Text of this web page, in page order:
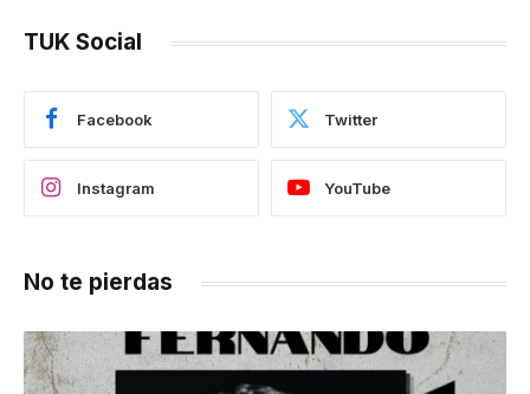
TUK Social
Facebook Twitter
Instagram YouTube
No te pierdas